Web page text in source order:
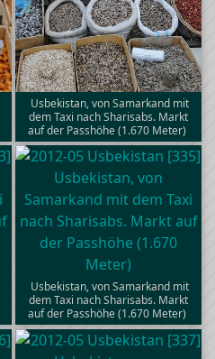
Usbekistan, von Samarkand mit
dem Taxi nach Sharisabs. Markt
auf der Passhöhe (1.670 Meter)
Usbekistan, von Samarkand mit
dem Taxi nach Sharisabs. Markt
auf der Passhöhe (1.670 Meter)